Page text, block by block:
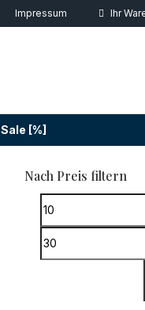
Impressum Ihr
Sale [%]
Nach Preis filtern
Min.
Max.